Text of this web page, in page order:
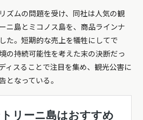
ズムの問題を受け、同社は人気の観
ニ島とミコノス島を、商品ラインナ
た。短期的な売上を犠牲にしてで
の持続可能性を考えた末の決断だっ
ィスることで注目を集め、観光公害に
となっている。